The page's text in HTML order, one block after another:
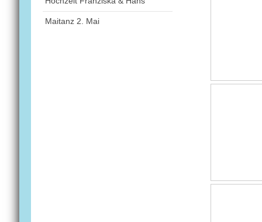
Maitanz 2. Mai